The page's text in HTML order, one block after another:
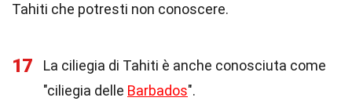
Tahiti che potresti non conoscere.
17
La ciliegia di Tahiti è anche conosciuta come
"ciliegia delle Barbados".